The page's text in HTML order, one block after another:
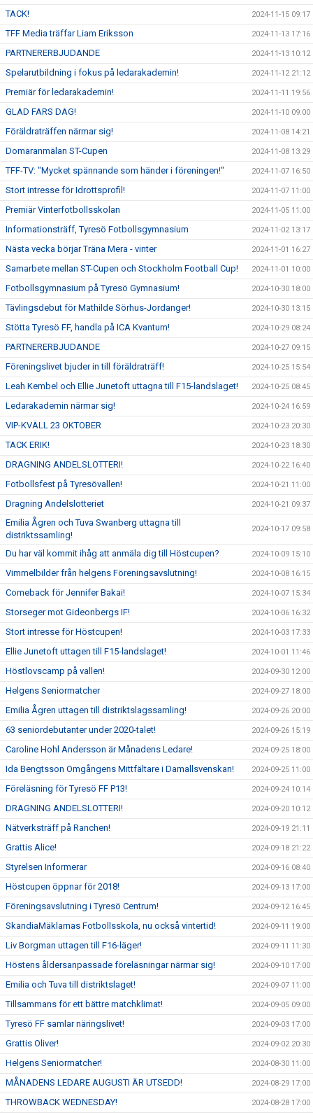
TACK! 2024-11-15 09:17
TFF Media träffar Liam Eriksson 2024-11-13 17:16
PARTNERERBJUDANDE 2024-11-13 10:12
Spelarutbildning i fokus på ledarakademin! 2024-11-12 21:12
Premiär för ledarakademin! 2024-11-11 19:56
GLAD FARS DAG! 2024-11-10 09:00
Föräldraträffen närmar sig! 2024-11-08 14:21
Domaranmälan ST-Cupen 2024-11-08 13:29
TFF-TV: "Mycket spännande som händer i föreningen!" 2024-11-07 16:50
Stort intresse för Idrottsprofil! 2024-11-07 11:00
Premiär Vinterfotbollsskolan 2024-11-05 11:00
Informationsträff, Tyresö Fotbollsgymnasium 2024-11-02 13:17
Nästa vecka börjar Träna Mera - vinter 2024-11-01 16:27
Samarbete mellan ST-Cupen och Stockholm Football Cup! 2024-11-01 10:00
Fotbollsgymnasium på Tyresö Gymnasium! 2024-10-30 18:00
Tävlingsdebut för Mathilde Sörhus-Jordanger! 2024-10-30 13:15
Stötta Tyresö FF, handla på ICA Kvantum! 2024-10-29 08:24
PARTNERERBJUDANDE 2024-10-27 09:15
Föreningslivet bjuder in till föräldraträff! 2024-10-25 15:54
Leah Kembel och Ellie Junetoft uttagna till F15-landslaget! 2024-10-25 08:45
Ledarakademin närmar sig! 2024-10-24 16:59
VIP-KVÄLL 23 OKTOBER 2024-10-23 20:30
TACK ERIK! 2024-10-23 18:30
DRAGNING ANDELSLOTTERI! 2024-10-22 16:40
Fotbollsfest på Tyresövallen! 2024-10-21 11:00
Dragning Andelslotteriet 2024-10-21 09:37
Emilia Ågren och Tuva Swanberg uttagna till
distriktssamling!
2024-10-17 09:58
Du har väl kommit ihåg att anmäla dig till Höstcupen? 2024-10-09 15:10
Vimmelbilder från helgens Föreningsavslutning! 2024-10-08 16:15
Comeback för Jennifer Bakai! 2024-10-07 15:34
Storseger mot Gideonbergs IF! 2024-10-06 16:32
Stort intresse för Höstcupen! 2024-10-03 17:33
Ellie Junetoft uttagen till F15-landslaget! 2024-10-01 11:46
Höstlovscamp på vallen! 2024-09-30 12:00
Helgens Seniormatcher 2024-09-27 18:00
Emilia Ågren uttagen till distriktslagssamling! 2024-09-26 20:00
63 seniordebutanter under 2020-talet! 2024-09-26 15:19
Caroline Hohl Andersson är Månadens Ledare! 2024-09-25 18:00
Ida Bengtsson Omgångens Mittfältare i Damallsvenskan! 2024-09-25 11:00
Föreläsning för Tyresö FF P13! 2024-09-24 10:14
DRAGNING ANDELSLOTTERI! 2024-09-20 10:12
Nätverksträff på Ranchen! 2024-09-19 21:11
Grattis Alice! 2024-09-18 21:22
Styrelsen Informerar 2024-09-16 08:40
Höstcupen öppnar för 2018! 2024-09-13 17:00
Föreningsavslutning i Tyresö Centrum! 2024-09-12 16:45
SkandiaMäklarnas Fotbollsskola, nu också vintertid! 2024-09-11 19:00
Liv Borgman uttagen till F16-läger! 2024-09-11 11:30
Höstens åldersanpassade föreläsningar närmar sig! 2024-09-10 17:00
Emilia och Tuva till distriktslaget! 2024-09-07 11:00
Tillsammans för ett bättre matchklimat! 2024-09-05 09:00
Tyresö FF samlar näringslivet! 2024-09-03 17:00
Grattis Oliver! 2024-09-02 20:30
Helgens Seniormatcher! 2024-08-30 11:00
MÅNADENS LEDARE AUGUSTI ÄR UTSEDD! 2024-08-29 17:00
THROWBACK WEDNESDAY! 2024-08-28 17:00